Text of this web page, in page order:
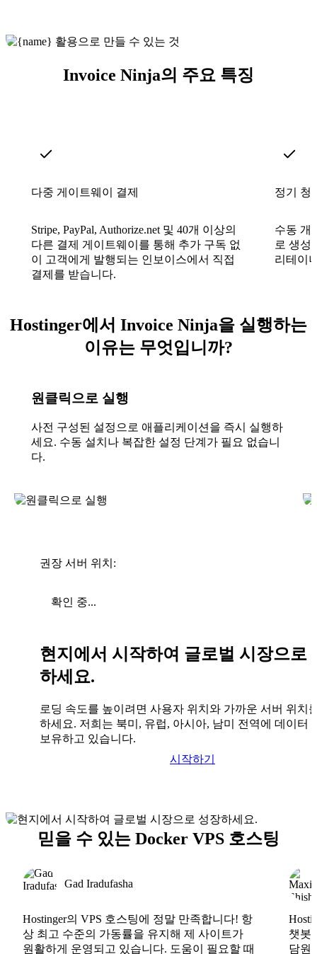
Invoice Ninja의 주요 특징
다중 게이트웨이 결제
Stripe, PayPal, Authorize.net 및 40개 이상의
다른 결제 게이트웨이를 통해 추가 구독 없
이 고객에게 발행되는 인보이스에서 직접
결제를 받습니다.
정기 청
수동 개
로 생성
리테이
Hostinger에서 Invoice Ninja을 실행하는
이유는 무엇입니까?
원클릭으로 실행
사전 구성된 설정으로 애플리케이션을 즉시 실행하
세요. 수동 설치나 복잡한 설정 단계가 필요 없습니
다.
권장 서버 위치:
확인 중...
현지에서 시작하여 글로벌 시장으로
하세요.
로딩 속도를 높이려면 사용자 위치와 가까운 서버 위치
하세요. 저희는 북미, 유럽, 아시아, 남미 전역에 데이터
보유하고 있습니다.
시작하기
믿을 수 있는 Docker VPS 호스팅
Gad Iradufasha
Hostinger의 VPS 호스팅에 정말 만족합니다! 항
상 최고 수준의 가동률을 유지해 제 사이트가
원활하게 운영되고 있습니다. 도움이 필요할 때
챗봇
담원